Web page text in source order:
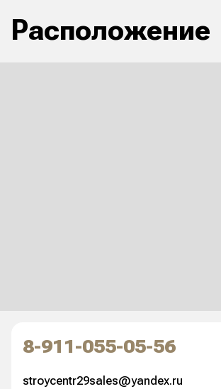
Расположение
8-911-055-05-56
stroycentr29sales@yandex.ru